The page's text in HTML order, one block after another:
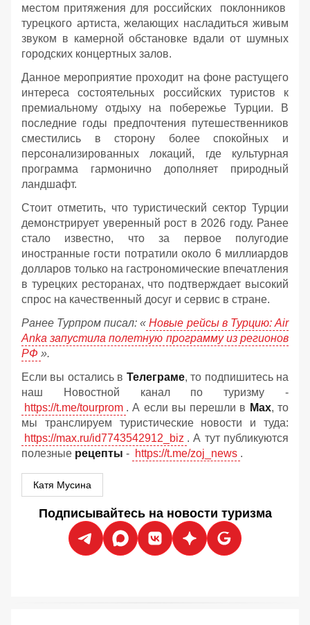
местом притяжения для российских поклонников
турецкого артиста, желающих насладиться живым
звуком в камерной обстановке вдали от шумных
городских концертных залов.
Данное мероприятие проходит на фоне растущего
интереса состоятельных российских туристов к
премиальному отдыху на побережье Турции. В
последние годы предпочтения путешественников
сместились в сторону более спокойных и
персонализированных локаций, где культурная
программа гармонично дополняет природный
ландшафт.
Стоит отметить, что туристический сектор Турции
демонстрирует уверенный рост в 2026 году. Ранее
стало известно, что за первое полугодие
иностранные гости потратили около 6 миллиардов
долларов только на гастрономические впечатления
в турецких ресторанах, что подтверждает высокий
спрос на качественный досуг и сервис в стране.
Ранее Турпром писал: « Новые рейсы в Турцию: Air
Anka запустила полетную программу из регионов
РФ ».
Если вы остались в Телеграме, то подпишитесь на
наш Новостной канал по туризму -
https://t.me/tourprom . А если вы перешли в Мах, то
мы транслируем туристические новости и туда:
https://max.ru/id7743542912_biz . А тут публикуются
полезные рецепты - https://t.me/zoj_news .
Катя Мусина
Подписывайтесь на новости туризма